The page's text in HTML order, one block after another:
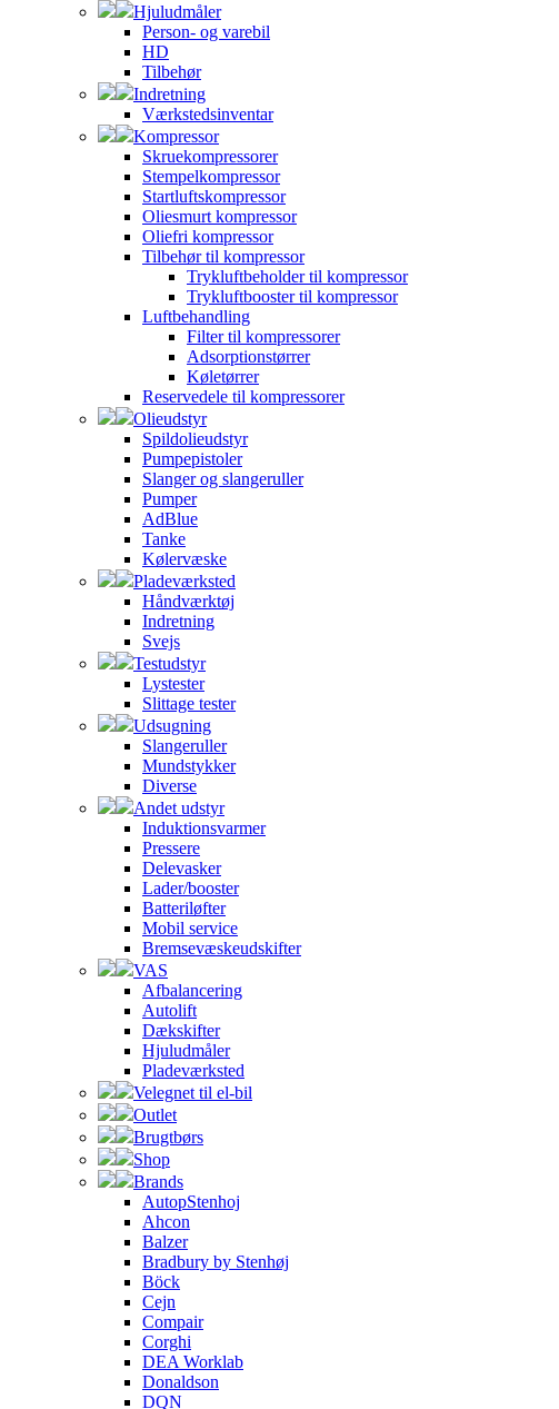
Hjuludmåler
Person- og varebil
HD
Tilbehør
Indretning
Værkstedsinventar
Kompressor
Skruekompressorer
Stempelkompressor
Startluftskompressor
Oliesmurt kompressor
Oliefri kompressor
Tilbehør til kompressor
Trykluftbeholder til kompressor
Trykluftbooster til kompressor
Luftbehandling
Filter til kompressorer
Adsorptionstørrer
Køletørrer
Reservedele til kompressorer
Olieudstyr
Spildolieudstyr
Pumpepistoler
Slanger og slangeruller
Pumper
AdBlue
Tanke
Kølervæske
Pladeværksted
Håndværktøj
Indretning
Svejs
Testudstyr
Lystester
Slittage tester
Udsugning
Slangeruller
Mundstykker
Diverse
Andet udstyr
Induktionsvarmer
Pressere
Delevasker
Lader/booster
Batteriløfter
Mobil service
Bremsevæskeudskifter
VAS
Afbalancering
Autolift
Dækskifter
Hjuludmåler
Pladeværksted
Velegnet til el-bil
Outlet
Brugtbørs
Shop
Brands
AutopStenhoj
Ahcon
Balzer
Bradbury by Stenhøj
Böck
Cejn
Compair
Corghi
DEA Worklab
Donaldson
DQN